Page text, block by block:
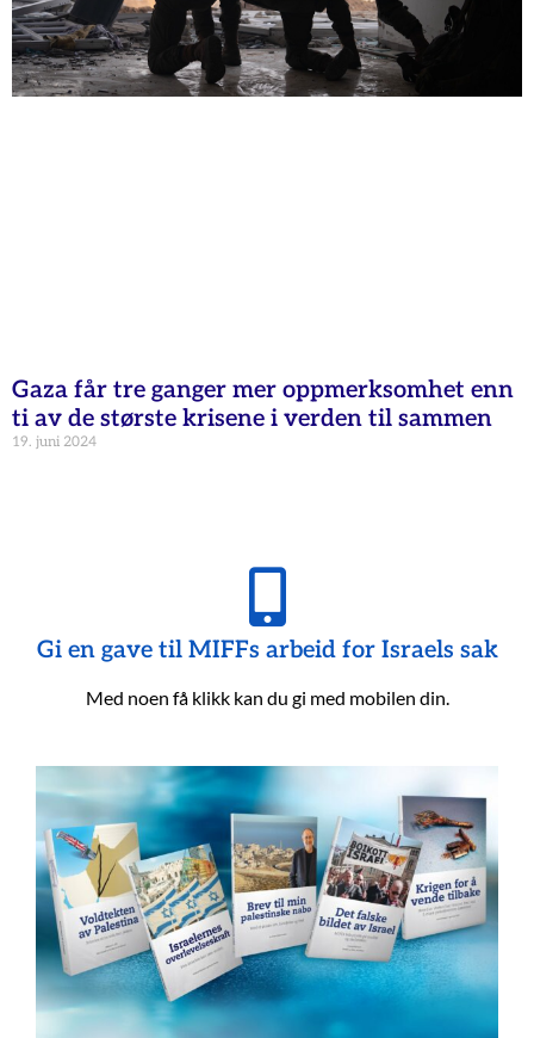
Gaza får tre ganger mer oppmerksomhet enn
ti av de største krisene i verden til sammen
19. juni 2024
Gi en gave til MIFFs arbeid for Israels sak
Med noen få klikk kan du gi med mobilen din.